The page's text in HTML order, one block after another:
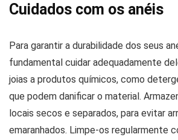
Cuidados com os anéis
Para garantir a durabilidade dos seus
fundamental cuidar adequadamente
joias a produtos químicos, como
que podem danificar o material.
locais secos e separados, para evitar
emaranhados. Limpe-os regularmente